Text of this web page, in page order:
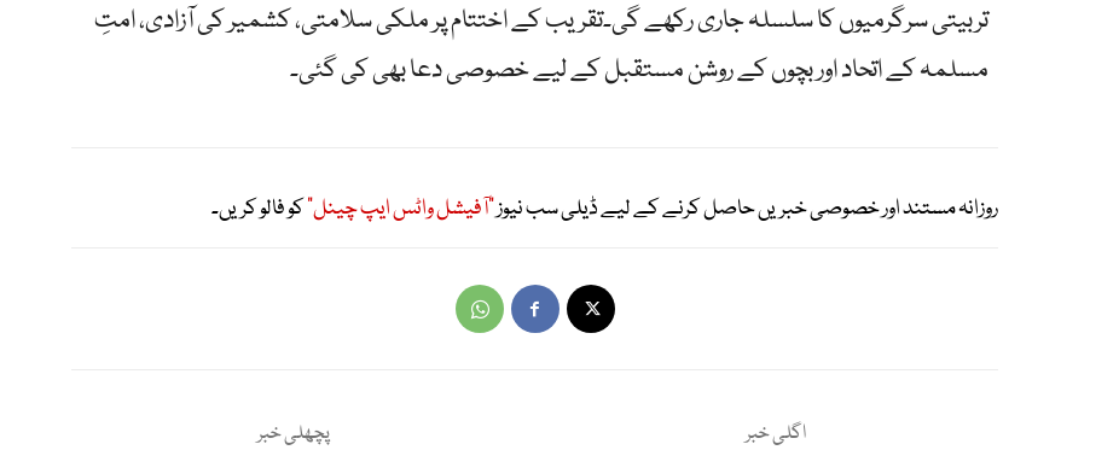
تربیتی سرگرمیوں کا سلسلہ جاری رکھے گی۔تقریب کے اختتام پر ملکی سلامتی، کشمیر کی آزادی، امتِ
مسلمہ کے اتحاد اور بچوں کے روشن مستقبل کے لیے خصوصی دعا بھی کی گئی۔
روزانہ مستند اور خصوصی خبریں حاصل کرنے کے لیے ڈیلی سب نیوز"آفیشل واٹس ایپ چینل"کو فالو کریں۔
پچھلی خبر
اگلی خبر